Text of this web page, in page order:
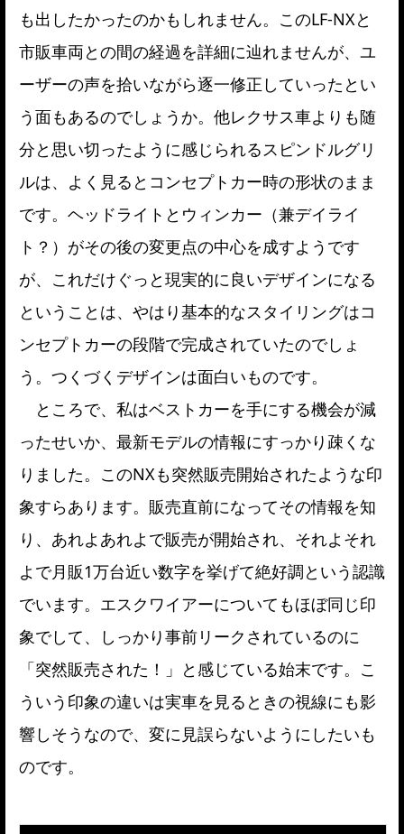
も出したかったのかもしれません。このLF-NXと
市販車両との間の経過を詳細に辿れませんが、ユ
ーザーの声を拾いながら逐一修正していったとい
う面もあるのでしょうか。他レクサス車よりも随
分と思い切ったように感じられるスピンドルグリ
ルは、よく見るとコンセプトカー時の形状のまま
です。ヘッドライトとウィンカー（兼デイライ
ト？）がその後の変更点の中心を成すようです
が、これだけぐっと現実的に良いデザインになる
ということは、やはり基本的なスタイリングはコ
ンセプトカーの段階で完成されていたのでしょ
う。つくづくデザインは面白いものです。
ところで、私はベストカーを手にする機会が減
ったせいか、最新モデルの情報にすっかり疎くな
りました。このNXも突然販売開始されたような印
象すらあります。販売直前になってその情報を知
り、あれよあれよで販売が開始され、それよそれ
よで月販1万台近い数字を挙げて絶好調という認識
でいます。エスクワイアーについてもほぼ同じ印
象でして、しっかり事前リークされているのに
「突然販売された！」と感じている始末です。こ
ういう印象の違いは実車を見るときの視線にも影
響しそうなので、変に見誤らないようにしたいも
のです。